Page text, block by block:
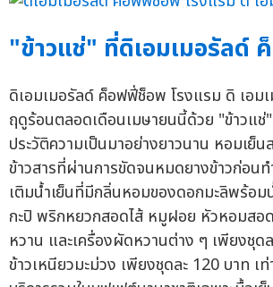
"ข้าวแช่" ที่ดิเอมเมอรัลด์
ดิเอมเมอรัลด์ ค็อฟฟี่ช็อพ โรงแรม ดิ เอม
ฤดูร้อนตลอดเดือนเมษายนนี้ด้วย "ข้าวแช่
ประวัติความเป็นมาอย่างยาวนาน หอมเย็
ข้าวสารที่ผ่านการขัดจนหมดยางข้าวก่อนท
เติมน้ำเย็นที่มีกลิ่นหอมของดอกมะลิพร้อ
กะปิ พริกหยวกสอดไส้ หมูฝอย หัวหอมสอ
หวาน และเครื่องผัดหวานต่าง ๆ เพียงชุด
ข้าวเหนียวมะม่วง เพียงชุดละ 120 บาท เ